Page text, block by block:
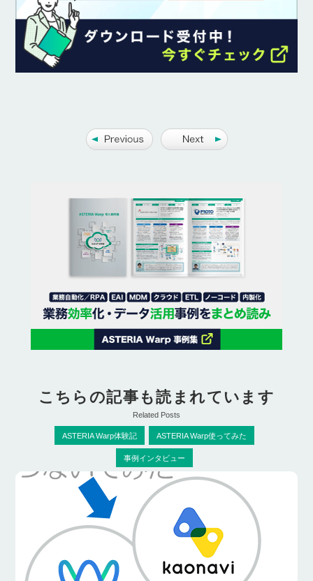
こちらの記事も読まれています
Related Posts
ASTERIA Warp体験記 ASTERIA Warp使ってみた
事例インタビュー